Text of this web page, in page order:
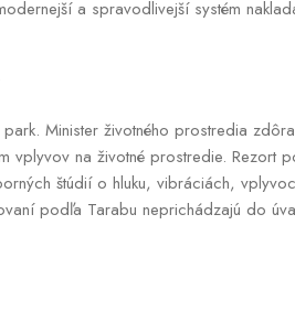
a spravodlivejší systém
Minister životného prostredia
vplyvov na životné prostredie. Rezort
štúdií o hluku, vibráciách,
podľa Tarabu neprichádzajú do